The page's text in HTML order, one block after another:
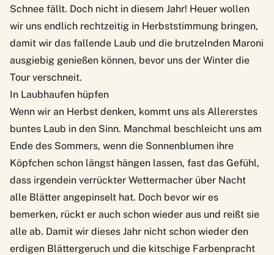
Schnee fällt. Doch nicht in diesem Jahr! Heuer wollen
wir uns endlich rechtzeitig in Herbststimmung bringen,
damit wir das fallende Laub und die brutzelnden Maroni
ausgiebig genießen können, bevor uns der Winter die
Tour verschneit.
In Laubhaufen hüpfen
Wenn wir an Herbst denken, kommt uns als Allererstes
buntes Laub in den Sinn. Manchmal beschleicht uns am
Ende des Sommers, wenn die Sonnenblumen ihre
Köpfchen schon längst hängen lassen, fast das Gefühl,
dass irgendein verrückter Wettermacher über Nacht
alle Blätter angepinselt hat. Doch bevor wir es
bemerken, rückt er auch schon wieder aus und reißt sie
alle ab. Damit wir dieses Jahr nicht schon wieder den
erdigen Blättergeruch und die kitschige Farbenpracht